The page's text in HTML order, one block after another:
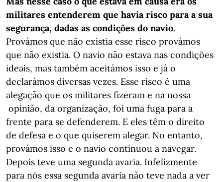
militares entenderem que havia risco para a sua
segurança, dadas as condições do navio.
Provámos que não existia esse risco provámos
que não existia. O navio não estava nas condições
ideais, mas também aceitámos isso e já o
declarámos diversas vezes. Esse risco é uma
alegação que os militares fizeram e na nossa
opinião, da organização, foi uma fuga para a
frente para se defenderem. E eles têm o direito
de defesa e o que quiserem alegar. No entanto,
provámos isso e o navio continuou a navegar.
Depois teve uma segunda avaria. Infelizmente
para nós essa segunda avaria não teve nada a ver